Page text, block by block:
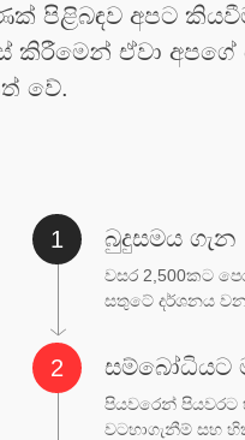
පිළිබඳව අපට
කිරීමෙන් ඒවා
වේ.
බුදුසමය ගැන
වසර 2,500කට
සතුටේ දර්ශනය
සම්බෝධියට
පියවරෙන් පියවරට
වටහාගැනීම් සහ